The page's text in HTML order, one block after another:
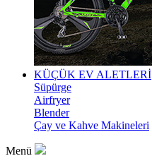
KÜÇÜK EV ALETLERİ
Süpürge
Airfryer
Blender
Çay ve Kahve Makineleri
Menü